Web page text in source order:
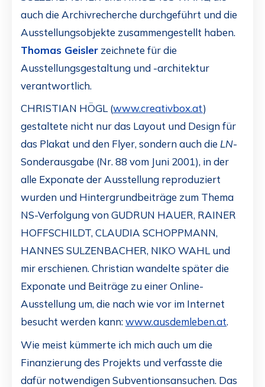
auch die Archivrecherche durchgeführt und die
Ausstellungsobjekte zusammengestellt haben.
Thomas Geisler zeichnete für die
Ausstellungsgestaltung und -architektur
verantwortlich.
CHRISTIAN HÖGL (www.creativbox.at)
gestaltete nicht nur das Layout und Design für
das Plakat und den Flyer, sondern auch die LN-
Sonderausgabe (Nr. 88 vom Juni 2001), in der
alle Exponate der Ausstellung reproduziert
wurden und Hintergrundbeiträge zum Thema
NS-Verfolgung von GUDRUN HAUER, RAINER
HOFFSCHILDT, CLAUDIA SCHOPPMANN,
HANNES SULZENBACHER, NIKO WAHL und
mir erschienen. Christian wandelte später die
Exponate und Beiträge zu einer Online-
Ausstellung um, die nach wie vor im Internet
besucht werden kann:www.ausdemleben.at.
Wie meist kümmerte ich mich auch um die
Finanzierung des Projekts und verfasste die
dafür notwendigen Subventionsansuchen. Das